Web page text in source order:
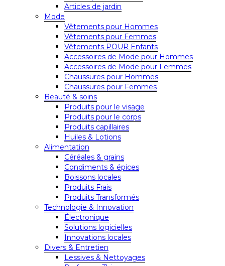
Articles de jardin
Mode
Vêtements pour Hommes
Vêtements pour Femmes
Vêtements POUR Enfants
Accessoires de Mode pour Hommes
Accessoires de Mode pour Femmes
Chaussures pour Hommes
Chaussures pour Femmes
Beauté & soins
Produits pour le visage
Produits pour le corps
Produits capillaires
Huiles & Lotions
Alimentation
Céréales & grains
Condiments & épices
Boissons locales
Produits Frais
Produits Transformés
Technologie & Innovation
Électronique
Solutions logicielles
Innovations locales
Divers & Entretien
Lessives & Nettoyages